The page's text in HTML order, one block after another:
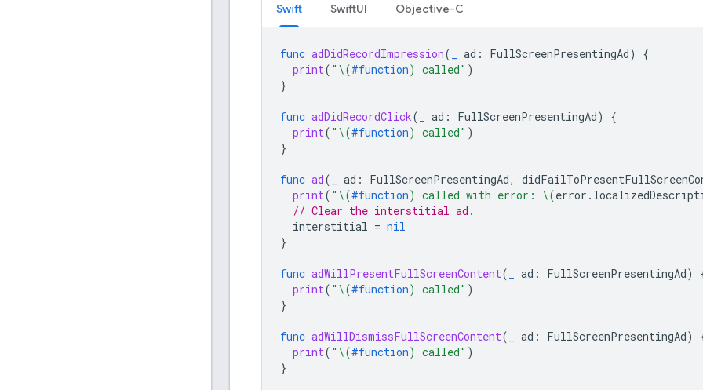
Swift SwiftUI Objective-C
func adDidRecordImpression( ad : FullScreenPresentingAd)
{
print( " \(#function) called" )
}
func adDidRecordClick( ad : FullScreenPresentingAd)
{
print( " \(#function) called" )
}
func ad( ad : FullScreenPresentingAd,
print( " \(#function) called with error: \(error .
// Clear the interstitial ad.
interstitial = nil
}
func adWillPresentFullScreenContent( ad : FullScreenPresentingAd)
print( " \(#function) called" )
}
func adWillDismissFullScreenContent( ad : FullScreenPresentingAd)
print( " \(#function) called" )
}